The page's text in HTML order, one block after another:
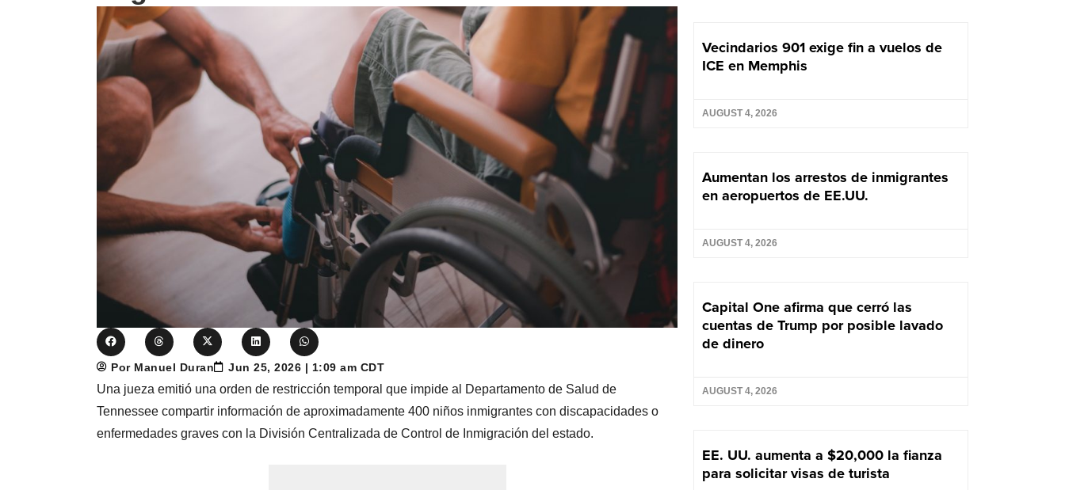
Vecindarios 901 exige fin a vuelos de
ICE en Memphis
AUGUST 4, 2026
Aumentan los arrestos de inmigrantes
en aeropuertos de EE.UU.
AUGUST 4, 2026
Capital One afirma que cerró las
cuentas de Trump por posible lavado
de dinero
AUGUST 4, 2026
EE. UU. aumenta a $20,000 la fianza
para solicitar visas de turista
Por Manuel Duran Jun 25, 2026 | 1:09 am CDT
Una jueza emitió una orden de restricción temporal que impide al Departamento de Salud de
Tennessee compartir información de aproximadamente 400 niños inmigrantes con discapacidades o
enfermedades graves con la División Centralizada de Control de Inmigración del estado.